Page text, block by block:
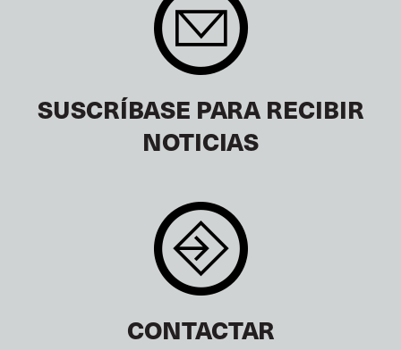
SUSCRÍBASE PARA RECIBIR
NOTICIAS
CONTACTAR